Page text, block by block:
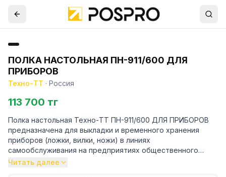
ПОЛКА НАСТОЛЬНАЯ ПН-911/600 ДЛЯ
ПРИБОРОВ
Техно-ТТ · Россия
113 700 тг
Полка настольная Техно-ТТ ПН-911/600 ДЛЯ ПРИБОРОВ
предназначена для выкладки и временного хранения
приборов (ложки, вилки, ножи) в линиях
самообслуживания на предприятиях общественного
питания.
Читать далее